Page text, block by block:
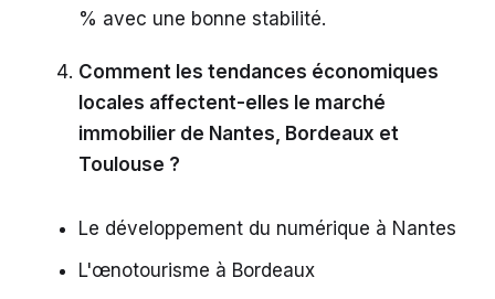
% avec une bonne stabilité.
Comment les tendances économiques
locales affectent-elles le marché
immobilier de Nantes, Bordeaux et
Toulouse ?
Le développement du numérique à Nantes
L'œnotourisme à Bordeaux